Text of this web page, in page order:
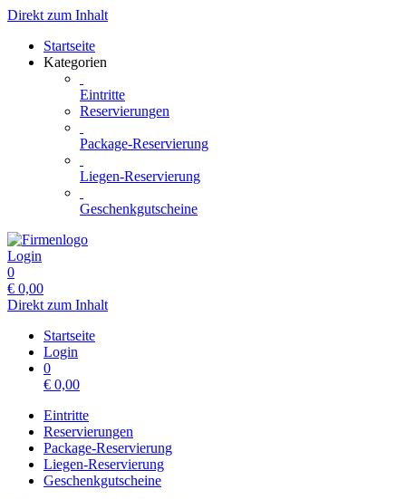
Direkt zum Inhalt
Startseite
Kategorien
Eintritte
Reservierungen
Package-Reservierung
Liegen-Reservierung
Geschenkgutscheine
Login
0
€ 0,00
Direkt zum Inhalt
Startseite
Login
0
€ 0,00
Eintritte
Reservierungen
Package-Reservierung
Liegen-Reservierung
Geschenkgutscheine